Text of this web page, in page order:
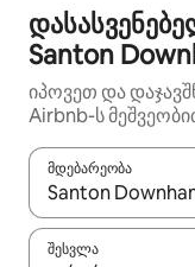
Santon
იპოვეთ და
Airbnb-ს
მდებარეობა
როცა შედეგები
შესვლა